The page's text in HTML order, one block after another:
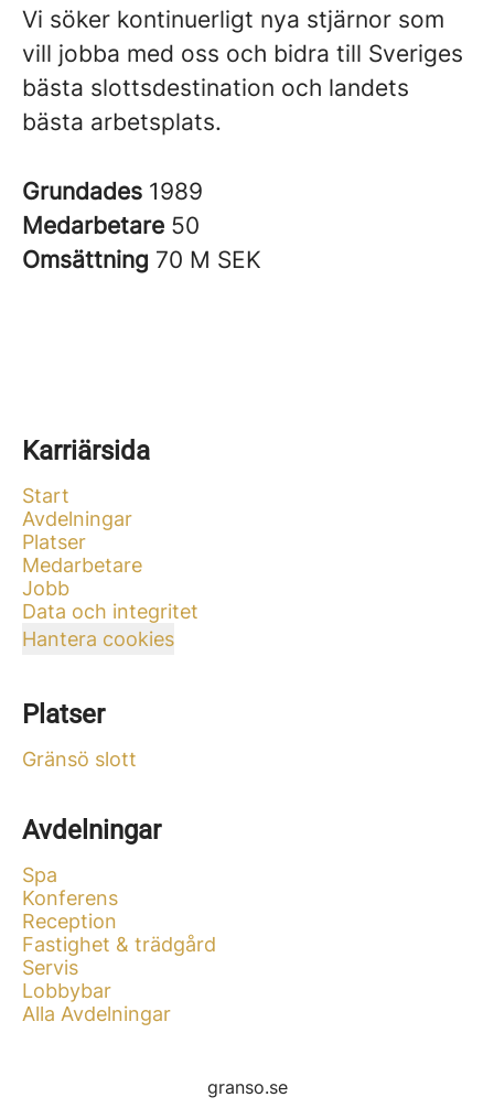
Vi söker kontinuerligt nya stjärnor som
vill jobba med oss och bidra till Sveriges
bästa slottsdestination och landets
bästa arbetsplats.
Grundades 1989
Medarbetare 50
Omsättning 70 M SEK
Karriärsida
Start
Avdelningar
Platser
Medarbetare
Jobb
Data och integritet
Hantera cookies
Platser
Gränsö slott
Avdelningar
Spa
Konferens
Reception
Fastighet & trädgård
Servis
Lobbybar
Alla Avdelningar
granso.se